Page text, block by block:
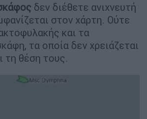
δεν διέθετε ανιχνευτή
στον χάρτη. Ούτε
και τα
τα οποία δεν χρειάζεται
τη θέση τους.